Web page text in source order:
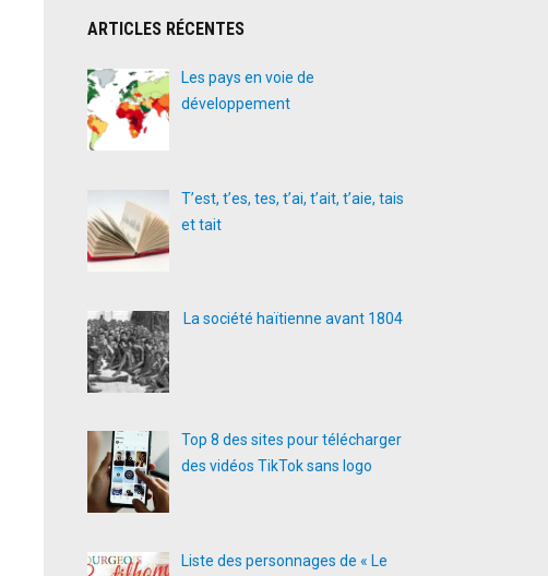
ARTICLES RÉCENTES
Les pays en voie de
développement
T’est, t’es, tes, t’ai, t’ait, t’aie, tais
et tait
La société haïtienne avant 1804
Top 8 des sites pour télécharger
des vidéos TikTok sans logo
Liste des personnages de « Le